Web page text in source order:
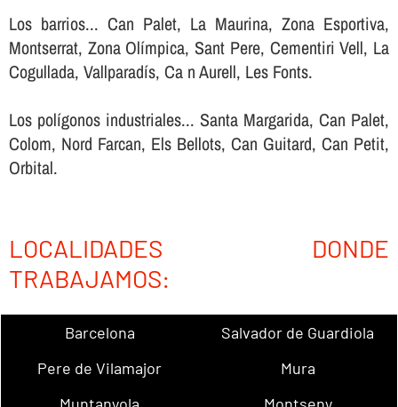
Los barrios... Can Palet, La Maurina, Zona Esportiva,
Montserrat, Zona Olímpica, Sant Pere, Cementiri Vell, La
Cogullada, Vallparadís, Ca n Aurell, Les Fonts.
Los polígonos industriales... Santa Margarida, Can Palet,
Colom, Nord Farcan, Els Bellots, Can Guitard, Can Petit,
Orbital.
LOCALIDADES DONDE
TRABAJAMOS:
Barcelona
Salvador de Guardiola
Pere de Vilamajor
Mura
Muntanyola
Montseny